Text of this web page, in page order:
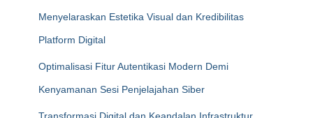
Menyelaraskan Estetika Visual dan Kredibilitas
Platform Digital
Optimalisasi Fitur Autentikasi Modern Demi
Kenyamanan Sesi Penjelajahan Siber